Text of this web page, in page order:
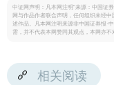
中证网声明：凡本网注明“来源：中国证
网与作品作者联合声明，任何组织未经
述作品。凡本网注明来源非中国证券报·
需，并不代表本网赞同其观点，本网亦不
相关阅读